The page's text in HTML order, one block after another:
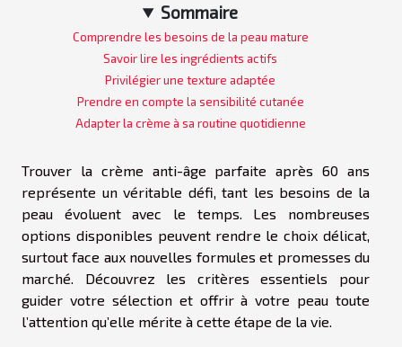
Sommaire
Comprendre les besoins de la peau mature
Savoir lire les ingrédients actifs
Privilégier une texture adaptée
Prendre en compte la sensibilité cutanée
Adapter la crème à sa routine quotidienne
Trouver la crème anti-âge parfaite après 60 ans
représente un véritable défi, tant les besoins de la
peau évoluent avec le temps. Les nombreuses
options disponibles peuvent rendre le choix délicat,
surtout face aux nouvelles formules et promesses du
marché. Découvrez les critères essentiels pour
guider votre sélection et offrir à votre peau toute
l’attention qu’elle mérite à cette étape de la vie.